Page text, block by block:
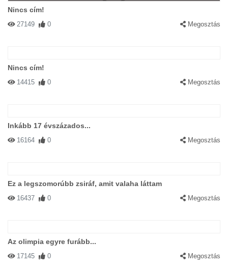
Nincs cím!
27149 0 Megosztás
Nincs cím!
14415 0 Megosztás
Inkább 17 évszázados...
16164 0 Megosztás
Ez a legszomorúbb zsiráf, amit valaha láttam
16437 0 Megosztás
Az olimpia egyre furább...
17145 0 Megosztás